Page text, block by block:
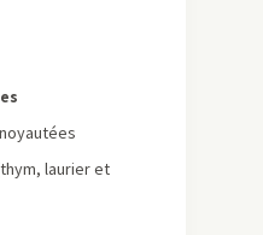
laurier et